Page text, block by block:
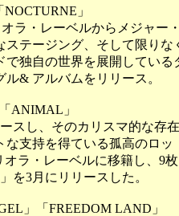
」
ラ・レーベルからメジャー・
テージング、そして限りな
で独自の世界を展開している
& アルバムをリリース。
ANIMAL」
スし、そのカリスマ的な存在
支持を得ている孤高のロッ
ラ・レーベルに移籍し、9枚
を3月にリリースした。
」「FREEDOM LAND」